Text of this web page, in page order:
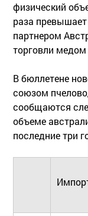
физический
раза
партнером
торговли
В бюллетене
союзом
сообщаются
объеме
последние три